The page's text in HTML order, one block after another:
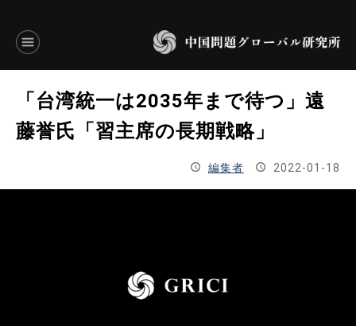
言語別アーカイブ
ENGLISH
「台湾統一は2035年まで待つ」遠
藤誉氏「習主席の長期戦略」
編集者 2022-01-18